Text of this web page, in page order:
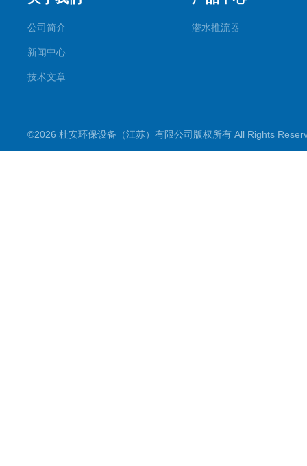
公司简介
新闻中心
技术文章
潜水推流器
©2026 杜安环保设备（江苏）有限公司版权所有 All Rights